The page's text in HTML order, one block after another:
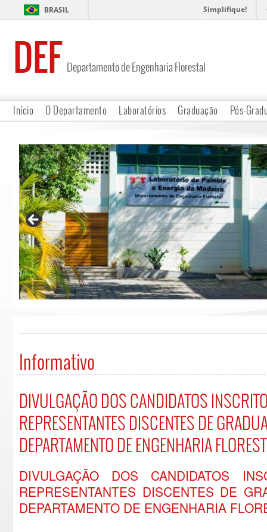
BRASIL Simplifique!
DEF Departamento de Engenharia Florestal
Início O Departamento Laboratórios Graduação Pós-
Informativo
DIVULGAÇÃO DOS CANDIDATOS
REPRESENTANTES DISCENTES DE
DEPARTAMENTO DE ENGENHARIA
DIVULGAÇÃO DOS CANDIDATOS
REPRESENTANTES DISCENTES DE
DEPARTAMENTO DE ENGENHARIA